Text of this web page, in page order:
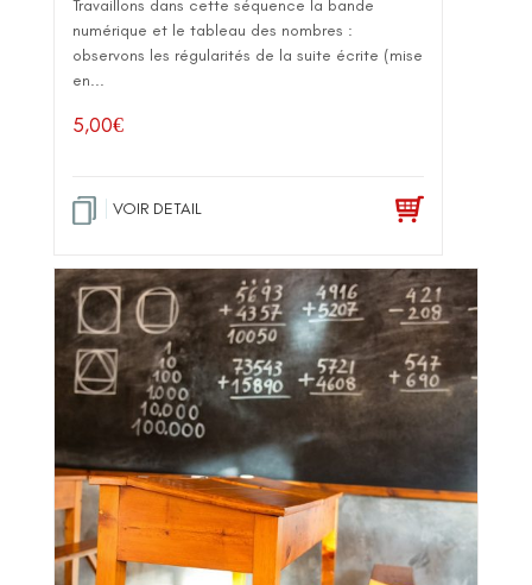
Travaillons dans cette séquence la bande
numérique et le tableau des nombres :
observons les régularités de la suite écrite (mise
en...
5,00€
VOIR DETAIL